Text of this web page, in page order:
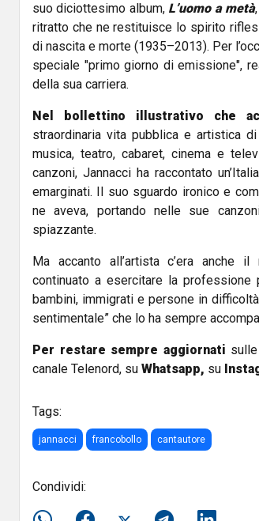
suo diciottesimo album, L’uomo a metà
ritratto che ne restituisce lo spirito
di nascita e morte (1935–2013). Per
speciale "primo giorno di emissione",
della sua carriera.
Nel bollettino illustrativo che
straordinaria vita pubblica e artistica
musica, teatro, cabaret, cinema e
canzoni, Jannacci ha raccontato
emarginati. Il suo sguardo ironico e
ne aveva, portando nelle sue
spiazzante.
Ma accanto all’artista c’era anche
continuato a esercitare la
bambini, immigrati e persone in
sentimentale” che lo ha sempre
Per restare sempre aggiornati
canale Telenord, su Whatsapp, su
Tags:
jannacci francobollo cantautore
Condividi: